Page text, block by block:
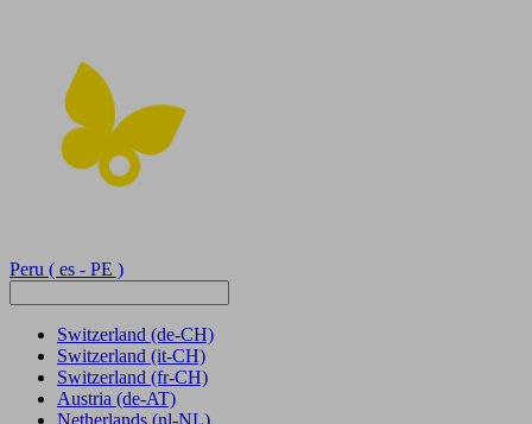
Peru ( es - PE )
Switzerland (de-CH)
Switzerland (it-CH)
Switzerland (fr-CH)
Austria (de-AT)